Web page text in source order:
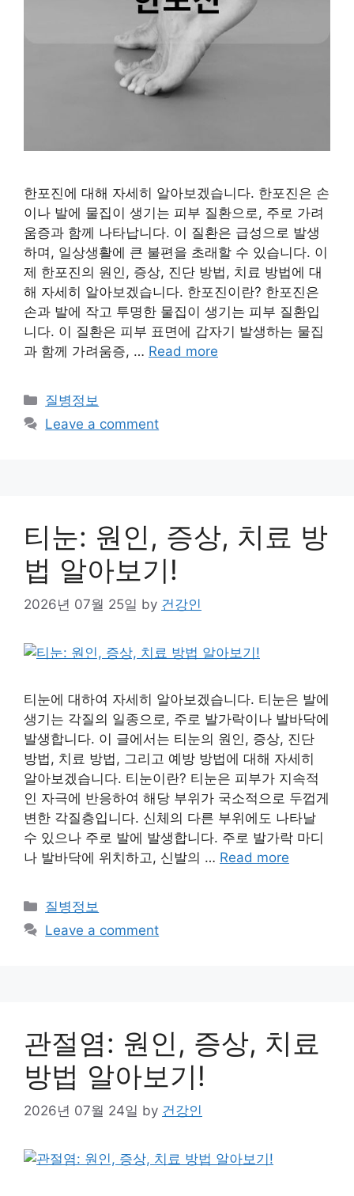
한포진에 대해 자세히 알아보겠습니다. 한포진은 손
이나 발에 물집이 생기는 피부 질환으로, 주로 가려
움증과 함께 나타납니다. 이 질환은 급성으로 발생
하며, 일상생활에 큰 불편을 초래할 수 있습니다. 이
제 한포진의 원인, 증상, 진단 방법, 치료 방법에 대
해 자세히 알아보겠습니다. 한포진이란? 한포진은
손과 발에 작고 투명한 물집이 생기는 피부 질환입
니다. 이 질환은 피부 표면에 갑자기 발생하는 물집
과 함께 가려움증, … Read more
Categories
질병정보
Leave a comment
티눈: 원인, 증상, 치료 방
법 알아보기!
2026년 07월 25일 by 건강인
티눈에 대하여 자세히 알아보겠습니다. 티눈은 발에
생기는 각질의 일종으로, 주로 발가락이나 발바닥에
발생합니다. 이 글에서는 티눈의 원인, 증상, 진단
방법, 치료 방법, 그리고 예방 방법에 대해 자세히
알아보겠습니다. 티눈이란? 티눈은 피부가 지속적
인 자극에 반응하여 해당 부위가 국소적으로 두껍게
변한 각질층입니다. 신체의 다른 부위에도 나타날
수 있으나 주로 발에 발생합니다. 주로 발가락 마디
나 발바닥에 위치하고, 신발의 … Read more
Categories
질병정보
Leave a comment
관절염: 원인, 증상, 치료
방법 알아보기!
2026년 07월 24일 by 건강인